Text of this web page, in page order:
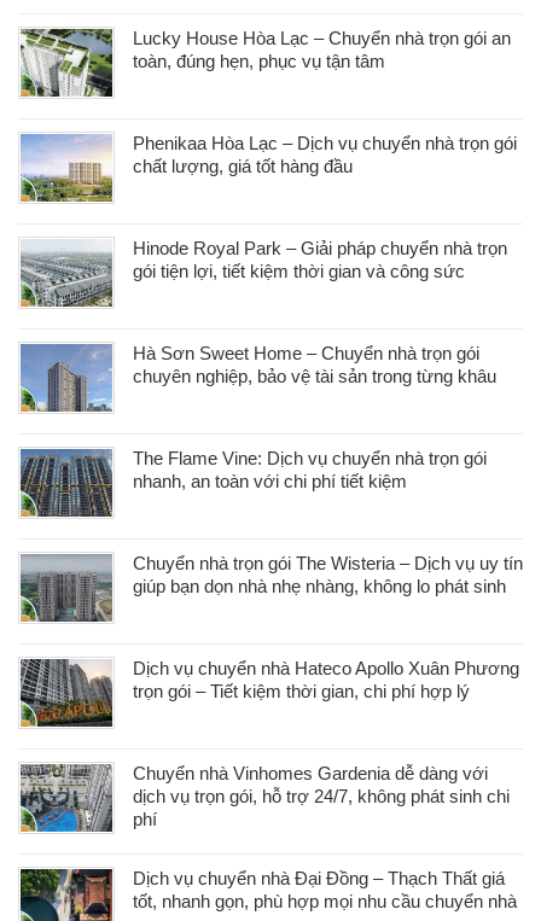
Lucky House Hòa Lạc – Chuyển nhà trọn gói an
toàn, đúng hẹn, phục vụ tận tâm
Phenikaa Hòa Lạc – Dịch vụ chuyển nhà trọn gói
chất lượng, giá tốt hàng đầu
Hinode Royal Park – Giải pháp chuyển nhà trọn
gói tiện lợi, tiết kiệm thời gian và công sức
Hà Sơn Sweet Home – Chuyển nhà trọn gói
chuyên nghiệp, bảo vệ tài sản trong từng khâu
The Flame Vine: Dịch vụ chuyển nhà trọn gói
nhanh, an toàn với chi phí tiết kiệm
Chuyển nhà trọn gói The Wisteria – Dịch vụ uy tín
giúp bạn dọn nhà nhẹ nhàng, không lo phát sinh
Dịch vụ chuyển nhà Hateco Apollo Xuân Phương
trọn gói – Tiết kiệm thời gian, chi phí hợp lý
Chuyển nhà Vinhomes Gardenia dễ dàng với
dịch vụ trọn gói, hỗ trợ 24/7, không phát sinh chi
phí
Dịch vụ chuyển nhà Đại Đồng – Thạch Thất giá
tốt, nhanh gọn, phù hợp mọi nhu cầu chuyển nhà